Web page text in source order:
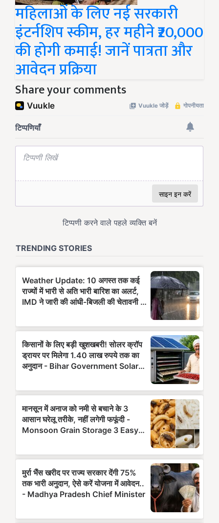
महिलाओं के लिए नई सरकारी
इंटर्नशिप स्कीम, हर महीने ₹20,000
की होगी कमाई! जानें पात्रता और
आवेदन प्रक्रिया
Share your comments